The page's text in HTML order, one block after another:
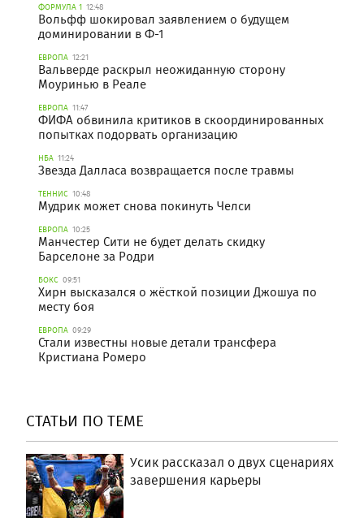
ФОРМУЛА 1 12:48
Вольфф шокировал заявлением о будущем
доминировании в Ф-1
ЕВРОПА 12:21
Вальверде раскрыл неожиданную сторону
Моуринью в Реале
ЕВРОПА 11:47
ФИФА обвинила критиков в скоординированных
попытках подорвать организацию
НБА 11:24
Звезда Далласа возвращается после травмы
ТЕННИС 10:48
Мудрик может снова покинуть Челси
ЕВРОПА 10:25
Манчестер Сити не будет делать скидку
Барселоне за Родри
БОКС 09:51
Хирн высказался о жёсткой позиции Джошуа по
месту боя
ЕВРОПА 09:29
Стали известны новые детали трансфера
Кристиана Ромеро
СТАТЬИ ПО ТЕМЕ
Усик рассказал о двух сценариях
завершения карьеры